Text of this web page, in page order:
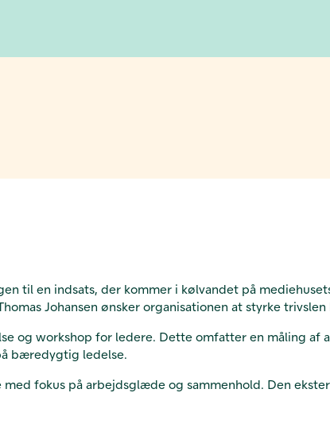
til en indsats, der kommer i kølvandet på
Johansen ønsker organisationen at styrke
og workshop for ledere. Dette omfatter en måling
bæredygtig ledelse.
fokus på arbejdsglæde og sammenhold. Den